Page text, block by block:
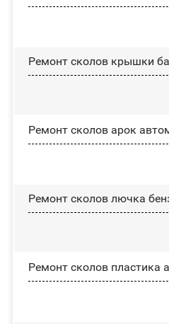
Ремонт сколов крышки
Ремонт сколов арок
Ремонт сколов лючка
Ремонт сколов пластика